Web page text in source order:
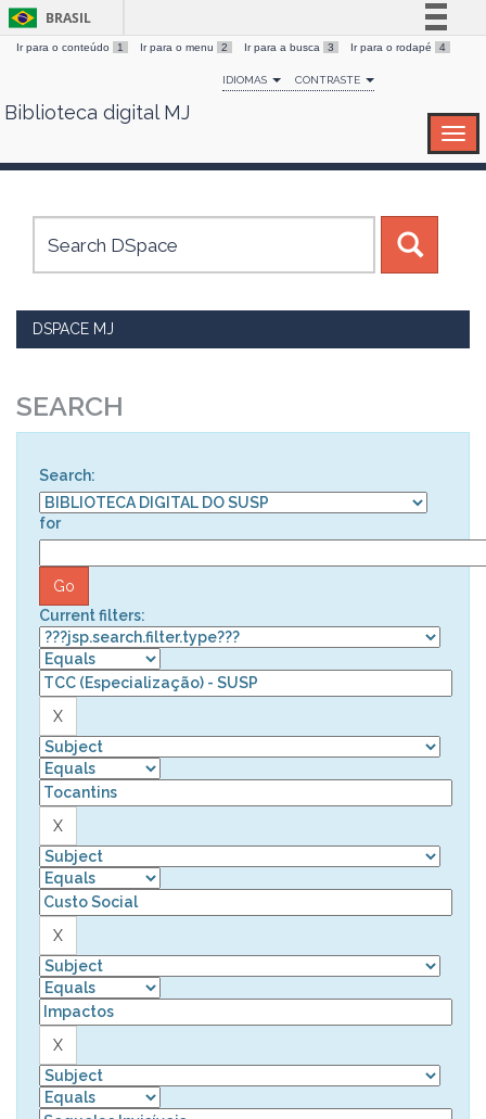
Skip
BRASIL
Simplifique!
Comunica BR
Canais
Ir para o conteúdo 1 Ir para o menu 2 Ir para a busca 3 Ir para o rodapé 4
IDIOMAS CONTRASTE
Biblioteca digital MJ
DSPACE MJ
SEARCH
Search:
for
Current filters: